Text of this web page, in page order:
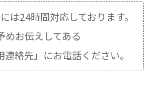
は24時間対応しております。
めお伝えしてある
連絡先」にお電話ください。